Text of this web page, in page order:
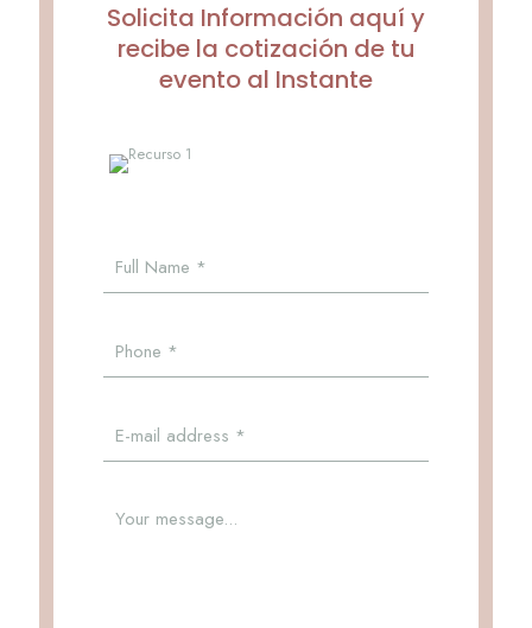
Solicita Información aquí y
recibe la cotización de tu
evento al Instante